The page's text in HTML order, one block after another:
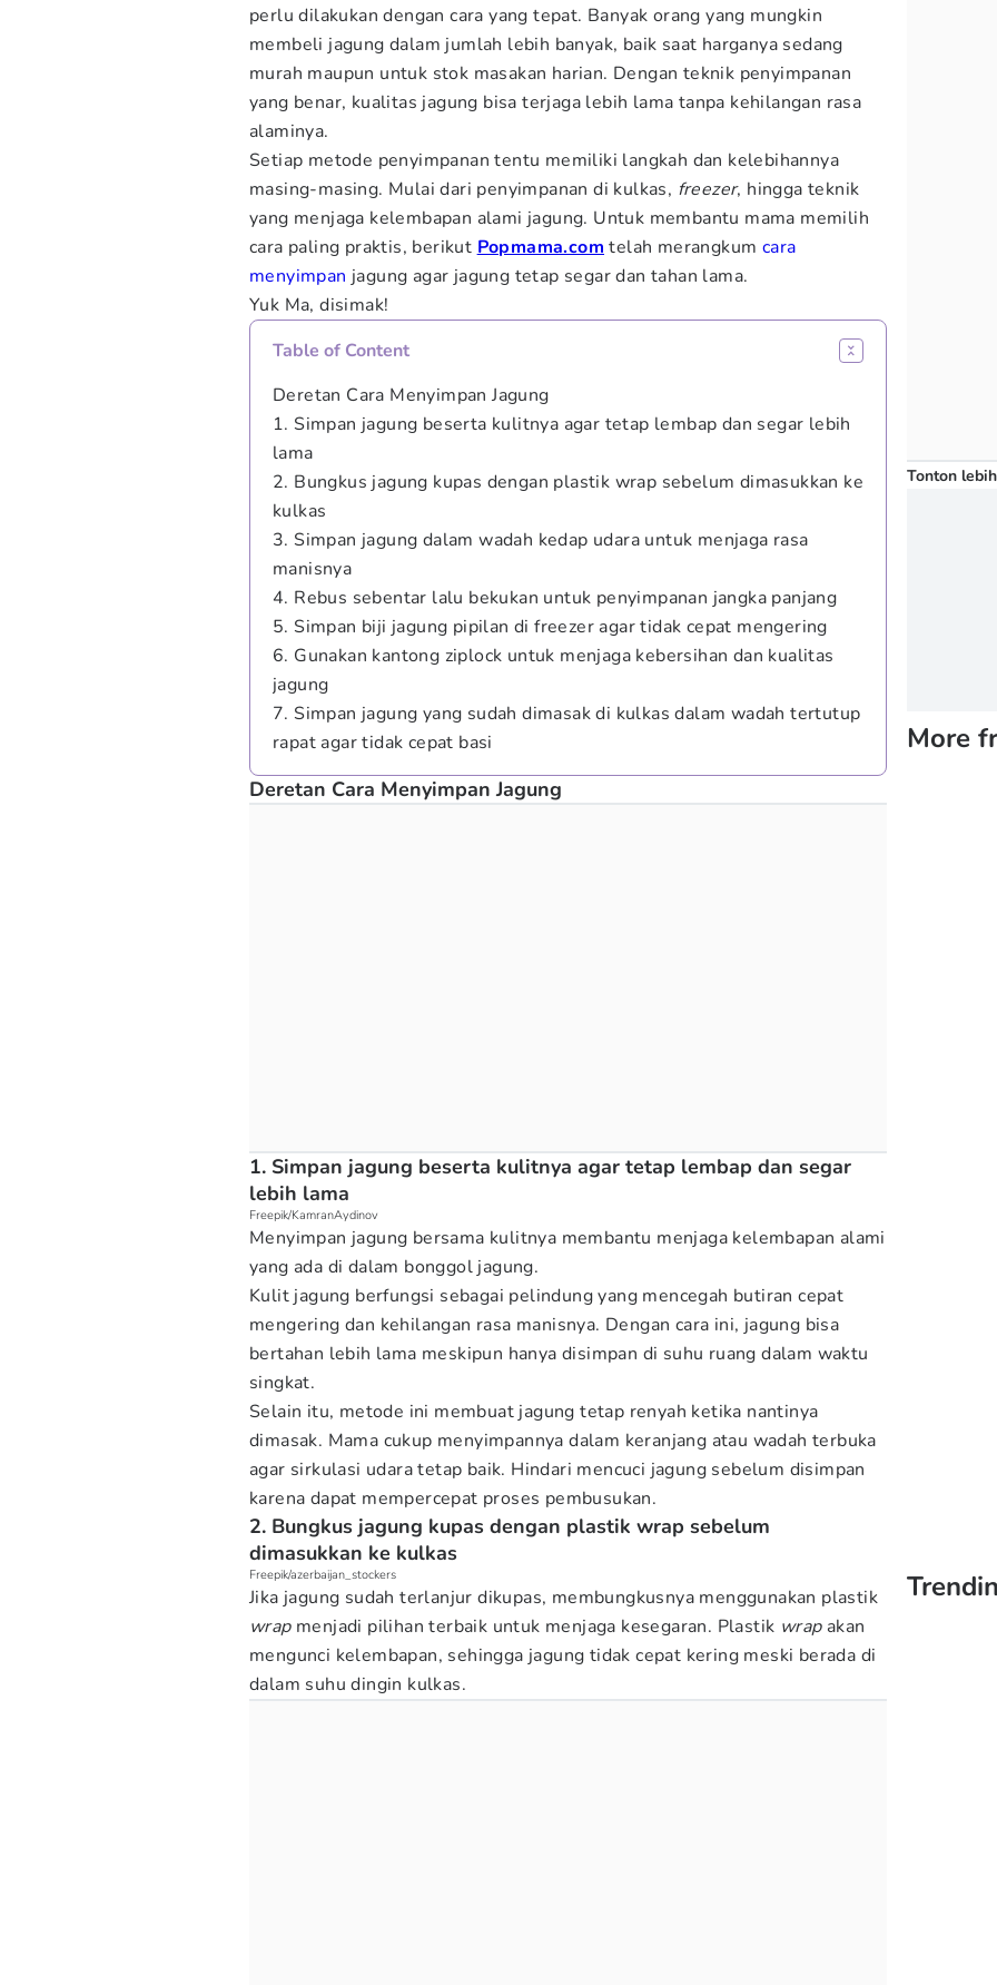
perlu dilakukan dengan cara yang tepat. Banyak orang yang mungkin
membeli jagung dalam jumlah lebih banyak, baik saat harganya sedang
murah maupun untuk stok masakan harian. Dengan teknik penyimpanan
yang benar, kualitas jagung bisa terjaga lebih lama tanpa kehilangan rasa
alaminya.
Setiap metode penyimpanan tentu memiliki langkah dan kelebihannya
masing-masing. Mulai dari penyimpanan di kulkas, freezer, hingga teknik
yang menjaga kelembapan alami jagung. Untuk membantu mama memilih
cara paling praktis, berikut Popmama.com telah merangkum cara
menyimpan jagung agar jagung tetap segar dan tahan lama.
Yuk Ma, disimak!
Table of Content
Deretan Cara Menyimpan Jagung
1. Simpan jagung beserta kulitnya agar tetap lembap dan segar lebih
lama
2. Bungkus jagung kupas dengan plastik wrap sebelum dimasukkan ke
kulkas
3. Simpan jagung dalam wadah kedap udara untuk menjaga rasa
manisnya
4. Rebus sebentar lalu bekukan untuk penyimpanan jangka panjang
5. Simpan biji jagung pipilan di freezer agar tidak cepat mengering
6. Gunakan kantong ziplock untuk menjaga kebersihan dan kualitas
jagung
7. Simpan jagung yang sudah dimasak di kulkas dalam wadah tertutup
rapat agar tidak cepat basi
Deretan Cara Menyimpan Jagung
1. Simpan jagung beserta kulitnya agar tetap lembap dan segar
lebih lama
Freepik/KamranAydinov
Menyimpan jagung bersama kulitnya membantu menjaga kelembapan alami
yang ada di dalam bonggol jagung.
Kulit jagung berfungsi sebagai pelindung yang mencegah butiran cepat
mengering dan kehilangan rasa manisnya. Dengan cara ini, jagung bisa
bertahan lebih lama meskipun hanya disimpan di suhu ruang dalam waktu
singkat.
Selain itu, metode ini membuat jagung tetap renyah ketika nantinya
dimasak. Mama cukup menyimpannya dalam keranjang atau wadah terbuka
agar sirkulasi udara tetap baik. Hindari mencuci jagung sebelum disimpan
karena dapat mempercepat proses pembusukan.
2. Bungkus jagung kupas dengan plastik wrap sebelum
dimasukkan ke kulkas
Freepik/azerbaijan_stockers
Jika jagung sudah terlanjur dikupas, membungkusnya menggunakan plastik
wrap menjadi pilihan terbaik untuk menjaga kesegaran. Plastik wrap akan
mengunci kelembapan, sehingga jagung tidak cepat kering meski berada di
dalam suhu dingin kulkas.
Tonton
More